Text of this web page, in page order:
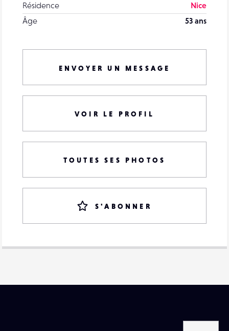
Résidence
Nice
Âge
53 ans
ENVOYER UN MESSAGE
VOIR LE PROFIL
TOUTES SES PHOTOS
S'ABONNER